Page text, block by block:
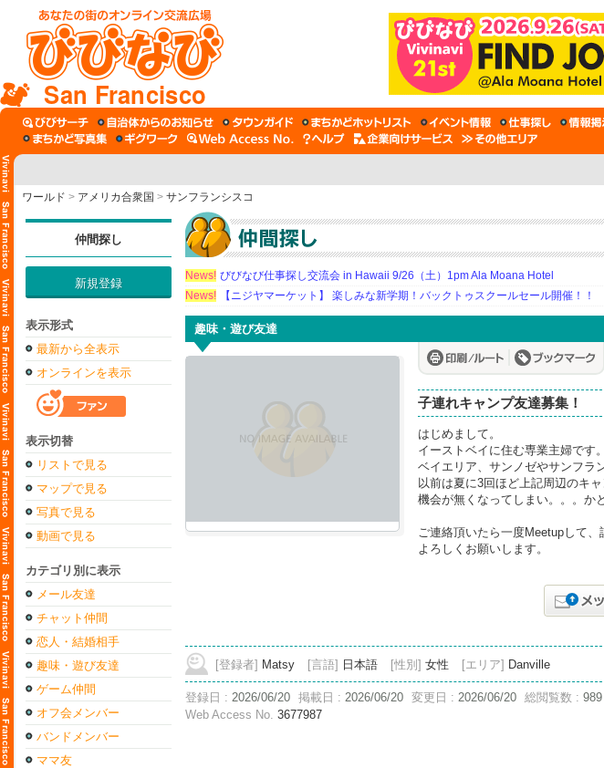
San Francisco
ワールド > アメリカ合衆国 > サンフランシスコ
仲間探し
新規登録
表示形式
最新から全表示
オンラインを表示
表示切替
リストで見る
マップで見る
写真で見る
動画で見る
カテゴリ別に表示
メール友達
チャット仲間
恋人・結婚相手
趣味・遊び友達
ゲーム仲間
オフ会メンバー
バンドメンバー
ママ友
News! びびなび仕事探し交流会 in Hawaii 9/26（土）1pm Ala Moana Hotel
News!
【ニジヤマーケット】 楽しみな新学期！バックトゥスクールセール開催！！
趣味・遊び友達
子連れキャンプ友達募集！
はじめまして。
イーストベイに住む専業主婦です
ベイエリア、サンノゼやサンフラ
以前は夏に3回ほど上記周辺のキ
機会が無くなってしまい。。。か
ご連絡頂いたら一度Meetupして、
よろしくお願いします。
[登録者] Matsy [言語] 日本語 [性別] 女性 [エリア] Danville
登録日 : 2026/06/20 掲載日 : 2026/06/20 変更日 : 2026/06/20 総閲覧数 : 989
Web Access No. 3677987